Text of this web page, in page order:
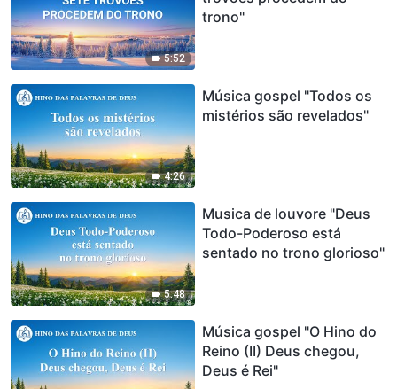
5:52
trono"
4:26
Música gospel "Todos os
mistérios são revelados"
5:48
Musica de louvore "Deus
Todo-Poderoso está
sentado no trono glorioso"
Música gospel "O Hino do
Reino (II) Deus chegou,
Deus é Rei"